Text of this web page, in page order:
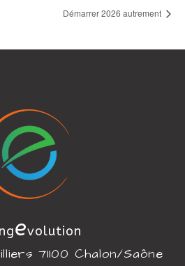
Démarrer 2026 autrement
evolution
71100 Chalon/Saône